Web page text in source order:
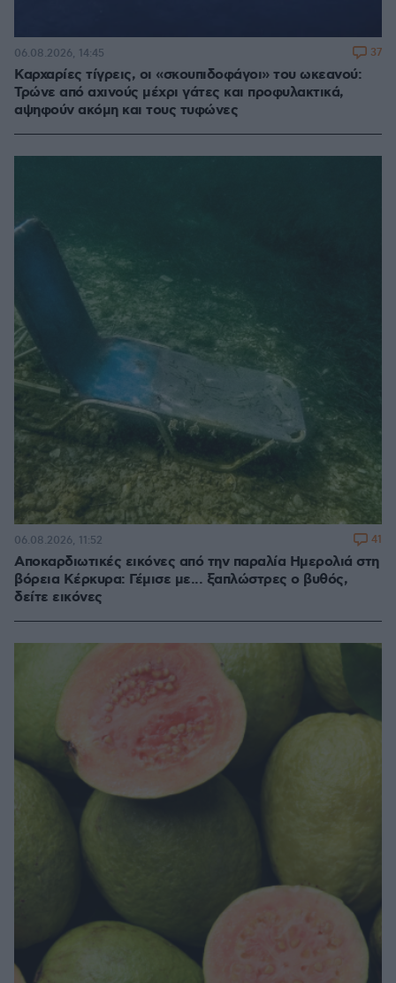
Καρχαρίες τίγρεις, οι «σκουπιδοφάγοι» του ωκεανού:
Τρώνε από αχινούς μέχρι γάτες και προφυλακτικά,
αψηφούν ακόμη και τους τυφώνες
06.08.2026, 14:45 37
Αποκαρδιωτικές εικόνες από την παραλία Ημερολιά στη
βόρεια Κέρκυρα: Γέμισε με... ξαπλώστρες ο βυθός,
δείτε εικόνες
06.08.2026, 11:52 41